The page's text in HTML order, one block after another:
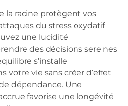
la racine protègent vos
du stress oxydatif
une lucidité
des décisions sereines
s’installe
votre vie sans créer d’effet
dépendance. Une
favorise une longévité